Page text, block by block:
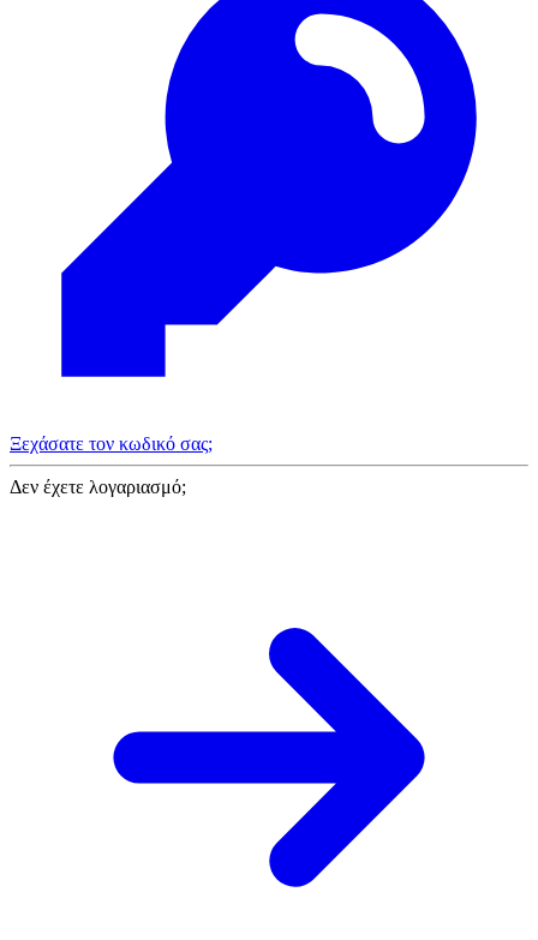
Ξεχάσατε τον κωδικό σας;
Δεν έχετε λογαριασμό;